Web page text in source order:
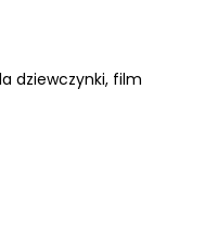
dziewczynki, film